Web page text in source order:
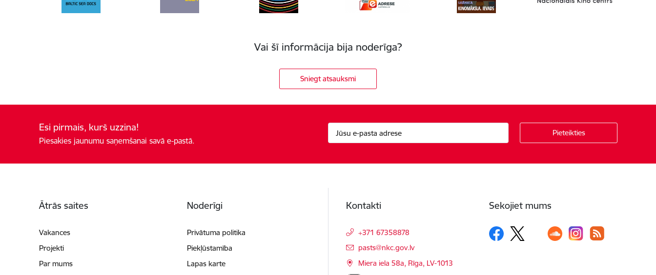
Vai šī informācija bija noderīga?
Sniegt atsauksmi
Esi pirmais, kurš uzzina!
Piesakies jaunumu saņemšanai savā e-pastā.
Ātrās saites
Vakances
Projekti
Par mums
Noderīgi
Privātuma politika
Piekļūstamība
Lapas karte
Kontakti
+371 67358878
E-pasts:
pasts@nkc.gov.lv
Miera iela 58a, Rīga, LV-1013
Sekojiet mums